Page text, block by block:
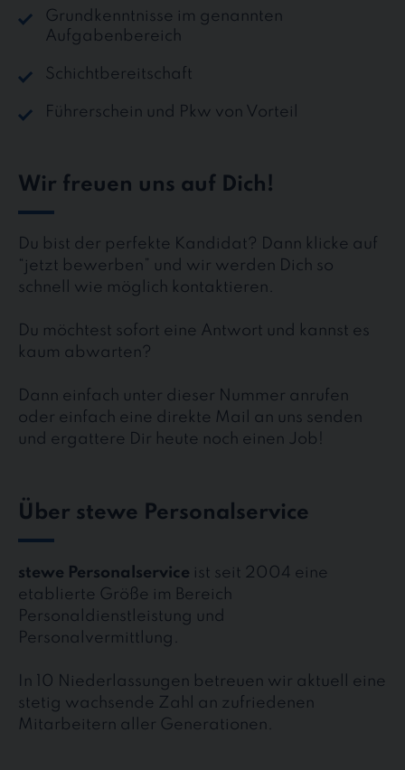
Grundkenntnisse im genannten
Aufgabenbereich
Schichtbereitschaft
Führerschein und Pkw von Vorteil
Wir freuen uns auf Dich!
Du bist der perfekte Kandidat? Dann klicke auf
“jetzt bewerben” und wir werden Dich so
schnell wie möglich kontaktieren.
Du möchtest sofort eine Antwort und kannst es
kaum abwarten?
Dann einfach unter dieser Nummer anrufen
oder einfach eine direkte Mail an uns senden
und ergattere Dir heute noch einen Job!
Über stewe Personalservice
stewe Personalservice ist seit 2004 eine
etablierte Größe im Bereich
Personaldienstleistung und
Personalvermittlung.
In 10 Niederlassungen betreuen wir aktuell eine
stetig wachsende Zahl an zufriedenen
Mitarbeitern aller Generationen.